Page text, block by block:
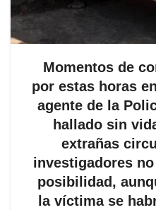
Momentos de
por estas horas
agente de la
hallado sin
extrañas
investigadores
posibilidad,
la víctima se